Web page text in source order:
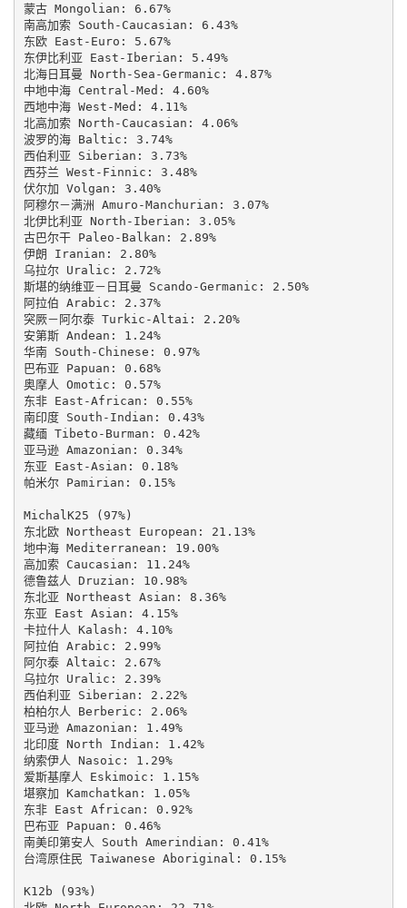
蒙古 Mongolian: 6.67%
南高加索 South-Caucasian: 6.43%
东欧 East-Euro: 5.67%
东伊比利亚 East-Iberian: 5.49%
北海日耳曼 North-Sea-Germanic: 4.87%
中地中海 Central-Med: 4.60%
西地中海 West-Med: 4.11%
北高加索 North-Caucasian: 4.06%
波罗的海 Baltic: 3.74%
西伯利亚 Siberian: 3.73%
西芬兰 West-Finnic: 3.48%
伏尔加 Volgan: 3.40%
阿穆尔－满洲 Amuro-Manchurian: 3.07%
北伊比利亚 North-Iberian: 3.05%
古巴尔干 Paleo-Balkan: 2.89%
伊朗 Iranian: 2.80%
乌拉尔 Uralic: 2.72%
斯堪的纳维亚－日耳曼 Scando-Germanic: 2.50%
阿拉伯 Arabic: 2.37%
突厥－阿尔泰 Turkic-Altai: 2.20%
安第斯 Andean: 1.24%
华南 South-Chinese: 0.97%
巴布亚 Papuan: 0.68%
奥摩人 Omotic: 0.57%
东非 East-African: 0.55%
南印度 South-Indian: 0.43%
藏缅 Tibeto-Burman: 0.42%
亚马逊 Amazonian: 0.34%
东亚 East-Asian: 0.18%
帕米尔 Pamirian: 0.15%
MichalK25 (97%)
东北欧 Northeast European: 21.13%
地中海 Mediterranean: 19.00%
高加索 Caucasian: 11.24%
德鲁兹人 Druzian: 10.98%
东北亚 Northeast Asian: 8.36%
东亚 East Asian: 4.15%
卡拉什人 Kalash: 4.10%
阿拉伯 Arabic: 2.99%
阿尔泰 Altaic: 2.67%
乌拉尔 Uralic: 2.39%
西伯利亚 Siberian: 2.22%
柏柏尔人 Berberic: 2.06%
亚马逊 Amazonian: 1.49%
北印度 North Indian: 1.42%
纳索伊人 Nasoic: 1.29%
爱斯基摩人 Eskimoic: 1.15%
堪察加 Kamchatkan: 1.05%
东非 East African: 0.92%
巴布亚 Papuan: 0.46%
南美印第安人 South Amerindian: 0.41%
台湾原住民 Taiwanese Aboriginal: 0.15%
K12b (93%)